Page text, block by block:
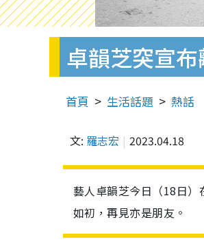
卓韻芝突宣
首頁 生活話題 熱話
文: 羅志宏 2023.04.18
藝人卓韻芝今日（18日
如初，再見亦是朋友。